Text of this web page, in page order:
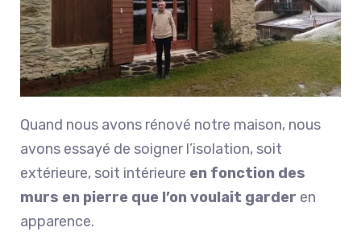
Quand nous avons rénové notre maison, nous
avons essayé de soigner l’isolation, soit
extérieure, soit intérieure en fonction des
murs en pierre que l’on voulait garder en
apparence.